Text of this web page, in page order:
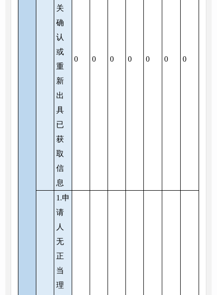
关
确
认
或
重
新
出
具
已
获
取
信
息
0 0 0 0 0 0 0
1.申
请
人
无
正
当
理